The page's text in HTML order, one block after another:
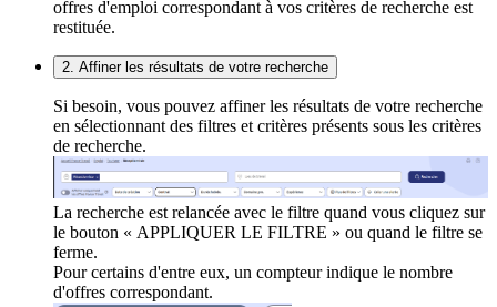
offres d'emploi correspondant à vos critères de recherche est
restituée.
2. Affiner les résultats de votre recherche
Si besoin, vous pouvez affiner les résultats de votre recherche
en sélectionnant des filtres et critères présents sous les critères
de recherche.
La recherche est relancée avec le filtre quand vous cliquez sur
le bouton « APPLIQUER LE FILTRE » ou quand le filtre se
ferme.
Pour certains d'entre eux, un compteur indique le nombre
d'offres correspondant.